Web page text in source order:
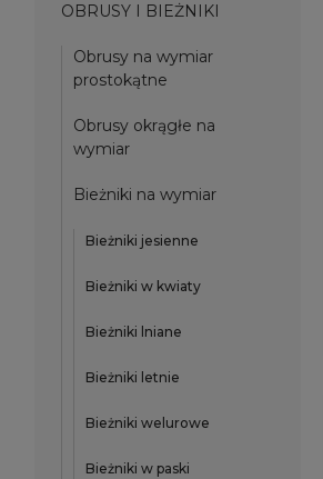
OBRUSY I BIEŻNIKI
Obrusy na wymiar
prostokątne
Obrusy okrągłe na
wymiar
Bieżniki na wymiar
Bieżniki jesienne
Bieżniki w kwiaty
Bieżniki lniane
Bieżniki letnie
Bieżniki welurowe
Bieżniki w paski